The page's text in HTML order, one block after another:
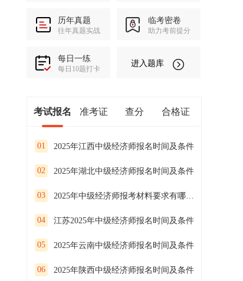
历年真题
往年真题实战
临考密卷
助力考前提分
每日一练
每日10题打卡
进入题库
考试报名 准考证 查分 合格证
01 2025年江西中级经济师报名时间及条件
02 2025年湖北中级经济师报名时间及条件
03 2025年中级经济师报考材料要求有哪些内容
04 江苏2025年中级经济师报名时间及条件
05 2025年云南中级经济师报名时间及条件
06 2025年陕西中级经济师报名时间及条件